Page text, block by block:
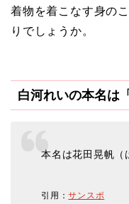
着物を着こなす身の
りでしょうか。
白河れいの本名は
本名は花田晃帆（
引用：サンスポ